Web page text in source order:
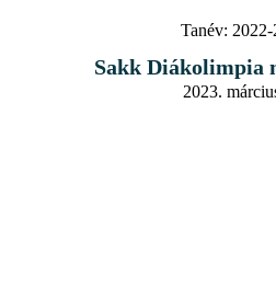
Tanév:
Sakk Diákolimpia
2023.